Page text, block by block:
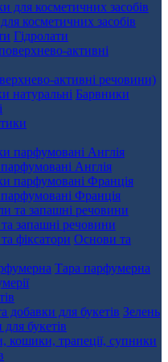
косметичних засобів
Гідролати
активні речовини)
Барвники
Англія
Франція
запашні речовини
Основи та
Тара парфумерна
Зелень
букетів